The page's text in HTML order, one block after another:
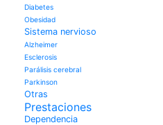
Diabetes
Obesidad
Sistema nervioso
Alzheimer
Esclerosis
Parálisis cerebral
Parkinson
Otras
Prestaciones
Dependencia